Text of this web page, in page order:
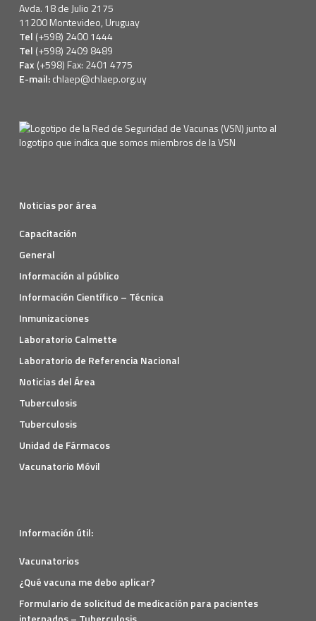
Avda. 18 de Julio 2175
11200 Montevideo, Uruguay
Tel (+598) 2400 1444
Tel (+598) 2409 8489
Fax (+598) Fax: 2401 4775
E-mail:chlaep@chlaep.org.uy
Noticias por área
Capacitación
General
Información al público
Información Científico – Técnica
Inmunizaciones
Laboratorio Calmette
Laboratorio de Referencia Nacional
Noticias del Área
Tuberculosis
Tuberculosis
Unidad de Fármacos
Vacunatorio Móvil
Información útil:
Vacunatorios
¿Qué vacuna me debo aplicar?
Formulario de solicitud de medicación para pacientes